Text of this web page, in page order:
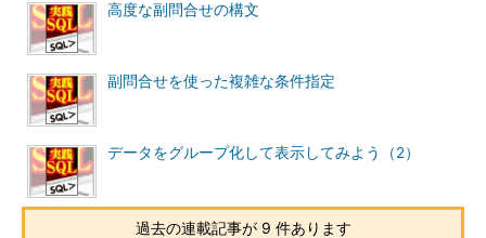
ON    (更新する表と参照する表を結合する条件)
WHEN  MATCHED THEN
UPDATE・・・
それでは実行してみましょう。UPDATE句とINSERT句の書き
方が今までと少し異なるので注意してください。下記のように指
定すると、「my_prod_update（uという別名を指定）を使って、
高度な副問合せの構文
副問合せを使った複雑な条件指定
データをグループ化して表示してみよう（2）
過去の連載記事が 9 件あります